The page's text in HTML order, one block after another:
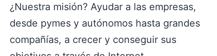
¿Nuestra misión? Ayudar a las empresas,
desde pymes y autónomos hasta grandes
compañías, a crecer y conseguir sus